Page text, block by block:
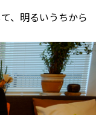
、明るいうちから